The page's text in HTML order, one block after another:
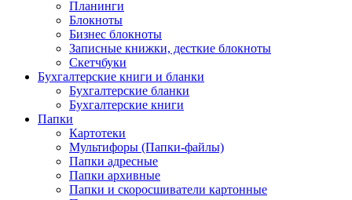
Планинги
Блокноты
Бизнес блокноты
Записные книжки, десткие блокноты
Скетчбуки
Бухгалтерские книги и бланки
Бухгалтерские бланки
Бухгалтерские книги
Папки
Картотеки
Мультифоры (Папки-файлы)
Папки адресные
Папки архивные
Папки и скоросшиватели картонные